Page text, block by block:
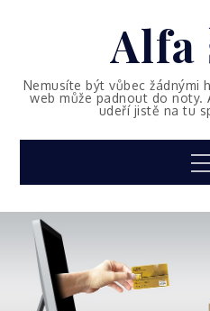
Alfa
Nemusíte být vůbec žádnými
web může padnout do noty.
udeří jistě na tu